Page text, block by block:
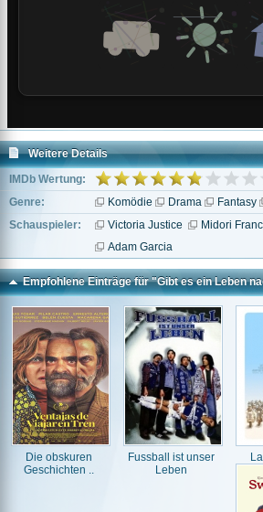
Weitere Details
IMDb Wertung:
Genre:
Komödie Drama Fantasy
Schauspieler:
Victoria Justice Midori
Adam Garcia
Empfohlene Einträge für "Gibt es ein Leben
Die obskuren
Geschichten ..
Fussball ist unser
Leben